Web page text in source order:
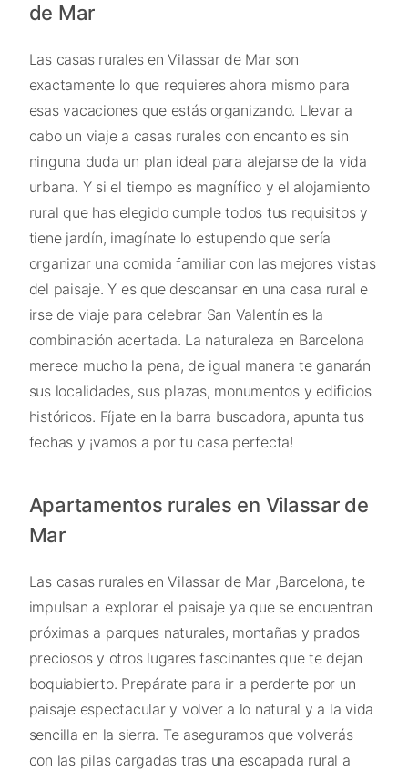
de Mar
Las casas rurales en Vilassar de Mar son
exactamente lo que requieres ahora mismo para
esas vacaciones que estás organizando. Llevar a
cabo un viaje a casas rurales con encanto es sin
ninguna duda un plan ideal para alejarse de la vida
urbana. Y si el tiempo es magnífico y el alojamiento
rural que has elegido cumple todos tus requisitos y
tiene jardín, imagínate lo estupendo que sería
organizar una comida familiar con las mejores vistas
del paisaje. Y es que descansar en una casa rural e
irse de viaje para celebrar San Valentín es la
combinación acertada. La naturaleza en Barcelona
merece mucho la pena, de igual manera te ganarán
sus localidades, sus plazas, monumentos y edificios
históricos. Fíjate en la barra buscadora, apunta tus
fechas y ¡vamos a por tu casa perfecta!
Apartamentos rurales en Vilassar de
Mar
Las casas rurales en Vilassar de Mar ,Barcelona, te
impulsan a explorar el paisaje ya que se encuentran
próximas a parques naturales, montañas y prados
preciosos y otros lugares fascinantes que te dejan
boquiabierto. Prepárate para ir a perderte por un
paisaje espectacular y volver a lo natural y a la vida
sencilla en la sierra. Te aseguramos que volverás
con las pilas cargadas tras una escapada rural a